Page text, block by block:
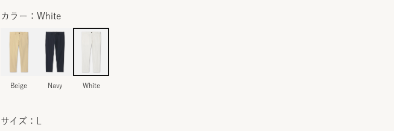
カラー：White
Beige Navy White
サイズ：L